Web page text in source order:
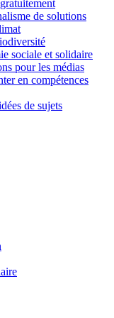
de solutions
sociale et solidaire
pour les médias
en compétences
de sujets